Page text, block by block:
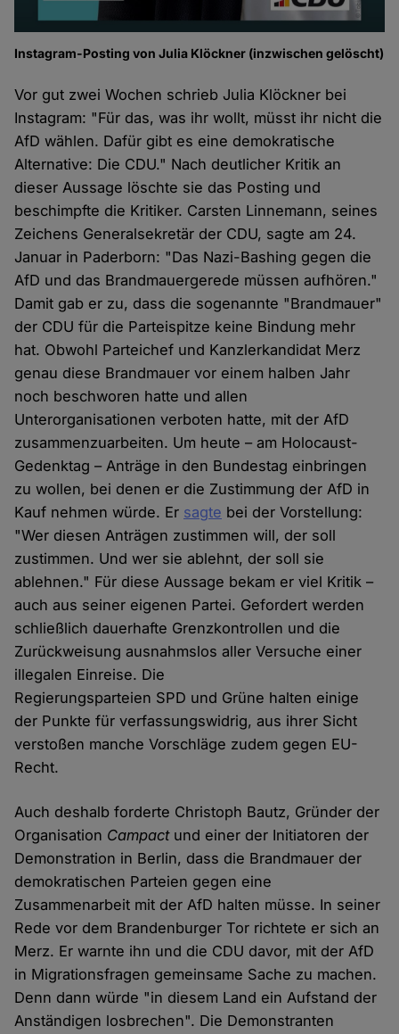
Instagram-Posting von Julia Klöckner (inzwischen gelöscht)
Vor gut zwei Wochen schrieb Julia Klöckner bei
Instagram: "Für das, was ihr wollt, müsst ihr nicht die
AfD wählen. Dafür gibt es eine demokratische
Alternative: Die CDU." Nach deutlicher Kritik an
dieser Aussage löschte sie das Posting und
beschimpfte die Kritiker. Carsten Linnemann, seines
Zeichens Generalsekretär der CDU, sagte am 24.
Januar in Paderborn: "Das Nazi-Bashing gegen die
AfD und das Brandmauergerede müssen aufhören."
Damit gab er zu, dass die sogenannte "Brandmauer"
der CDU für die Parteispitze keine Bindung mehr
hat. Obwohl Parteichef und Kanzlerkandidat Merz
genau diese Brandmauer vor einem halben Jahr
noch beschworen hatte und allen
Unterorganisationen verboten hatte, mit der AfD
zusammenzuarbeiten. Um heute – am Holocaust-
Gedenktag – Anträge in den Bundestag einbringen
zu wollen, bei denen er die Zustimmung der AfD in
Kauf nehmen würde. Er sagte bei der Vorstellung:
"Wer diesen Anträgen zustimmen will, der soll
zustimmen. Und wer sie ablehnt, der soll sie
ablehnen." Für diese Aussage bekam er viel Kritik –
auch aus seiner eigenen Partei. Gefordert werden
schließlich dauerhafte Grenzkontrollen und die
Zurückweisung ausnahmslos aller Versuche einer
illegalen Einreise. Die
Regierungsparteien SPD und Grüne halten einige
der Punkte für verfassungswidrig, aus ihrer Sicht
verstoßen manche Vorschläge zudem gegen EU-
Recht.
Auch deshalb forderte Christoph Bautz, Gründer der
Organisation Campactund einer der Initiatoren der
Demonstration in Berlin, dass die Brandmauer der
demokratischen Parteien gegen eine
Zusammenarbeit mit der AfD halten müsse. In seiner
Rede vor dem Brandenburger Tor richtete er sich an
Merz. Er warnte ihn und die CDU davor, mit der AfD
in Migrationsfragen gemeinsame Sache zu machen.
Denn dann würde "in diesem Land ein Aufstand der
Anständigen losbrechen". Die Demonstranten